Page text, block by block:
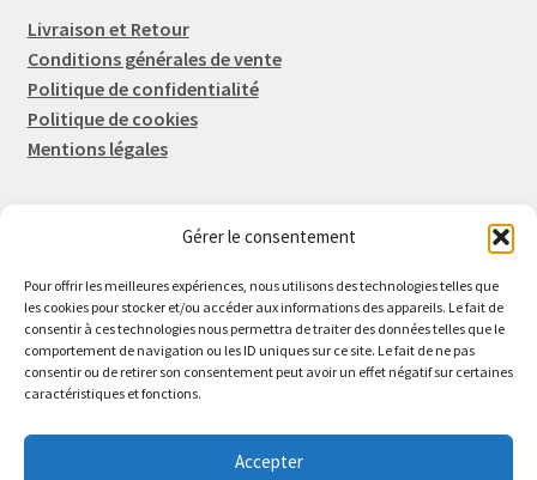
Gérer le consentement
Pour offrir les meilleures expériences, nous utilisons des technologies telles que
les cookies pour stocker et/ou accéder aux informations des appareils. Le fait de
consentir à ces technologies nous permettra de traiter des données telles que le
comportement de navigation ou les ID uniques sur ce site. Le fait de ne pas
consentir ou de retirer son consentement peut avoir un effet négatif sur certaines
caractéristiques et fonctions.
Accepter
Livraison et Retour
Conditions générales de vente
Politique de confidentialité
Politique de cookies
Mentions légales
Eric FORTIER EI
16 Rue de l'Espérance
14600 Honfleur
02 61 82 01 89